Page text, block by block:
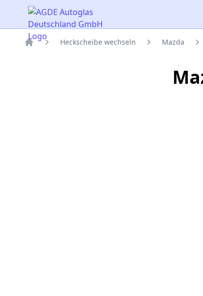
AGDE Autoglas Deutschland GmbH
Heckscheibe wechseln Mazda